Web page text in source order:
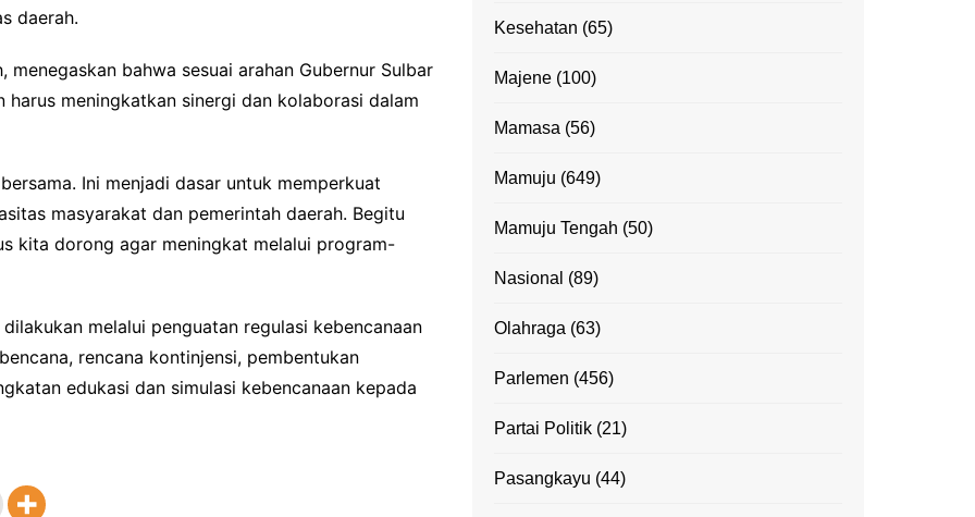
daerah.
menegaskan bahwa sesuai arahan Gubernur Sulbar
harus meningkatkan sinergi dan kolaborasi dalam
Ini menjadi dasar untuk memperkuat
masyarakat dan pemerintah daerah. Begitu
kita dorong agar meningkat melalui program-
melalui penguatan regulasi kebencanaan
rencana kontinjensi, pembentukan
edukasi dan simulasi kebencanaan kepada
Kesehatan (65)
Majene (100)
Mamasa (56)
Mamuju (649)
Mamuju Tengah (50)
Nasional (89)
Olahraga (63)
Parlemen (456)
Partai Politik (21)
Pasangkayu (44)